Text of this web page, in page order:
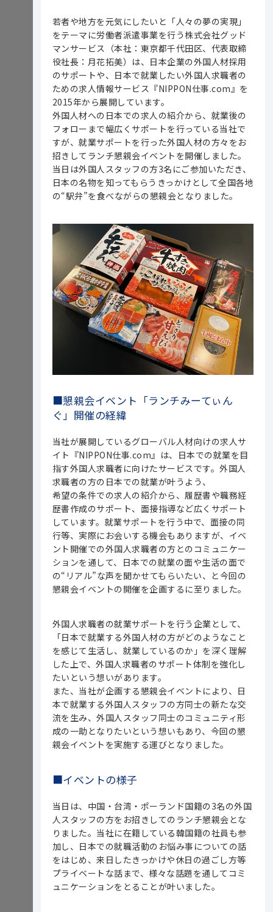
若者や地方を元気にしたいと「人々の夢の実現」
をテーマに労働者派遣事業を行う株式会社グッド
マンサービス（本社：東京都千代田区、代表取締
役社長：月花拓美）は、日本企業の外国人材採用
のサポートや、日本で就業したい外国人求職者の
ための求人情報サービス『NIPPON仕事.com』を
2015年から展開しています。
外国人材への日本での求人の紹介から、就業後の
フォローまで幅広くサポートを行っている当社で
すが、就業サポートを行った外国人材の方々をお
招きしてランチ懇親会イベントを開催しました。
当日は外国人スタッフの方3名にご参加いただき、
日本の名物を知ってもらうきっかけとして全国各地
の“駅弁”を食べながらの懇親会となりました。
■懇親会イベント「ランチみーてぃん
ぐ」開催の経緯
当社が展開しているグローバル人材向けの求人サ
イト『NIPPON仕事.com』は、日本での就業を目
指す外国人求職者に向けたサービスです。外国人
求職者の方の日本での就業が叶うよう、
希望の条件での求人の紹介から、履歴書や職務経
歴書作成のサポート、面接指導など広くサポート
しています。就業サポートを行う中で、面接の同
行等、実際にお会いする機会もありますが、イベ
ント開催での外国人求職者の方とのコミュニケー
ションを通して、日本での就業の面や生活の面で
の“リアル”な声を聞かせてもらいたい、と今回の
懇親会イベントの開催を企画するに至りました。
外国人求職者の就業サポートを行う企業として、
「日本で就業する外国人材の方がどのようなこと
を感じて生活し、就業しているのか」を深く理解
した上で、外国人求職者のサポート体制を強化し
たいという想いがあります。
また、当社が企画する懇親会イベントにより、日
本で就業する外国人スタッフの方同士の新たな交
流を生み、外国人スタッフ同士のコミュニティ形
成の一助となりたいという想いもあり、今回の懇
親会イベントを実施する運びとなりました。
■イベントの様子
当日は、中国・台湾・ポーランド国籍の3名の外国
人スタッフの方をお招きしてのランチ懇親会とな
りました。当社に在籍している韓国籍の社員も参
加し、日本での就職活動のお悩み事についての話
をはじめ、来日したきっかけや休日の過ごし方等
プライベートな話まで、様々な話題を通してコミ
ュニケーションをとることが叶いました。